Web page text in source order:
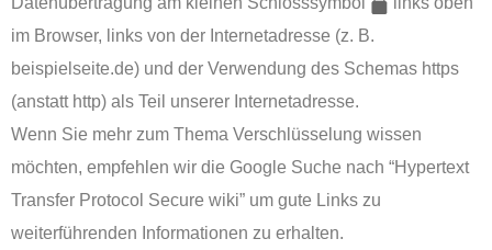
im Browser, links von der Internetadresse (z. B.
beispielseite.de) und der Verwendung des Schemas https
(anstatt http) als Teil unserer Internetadresse.
Wenn Sie mehr zum Thema Verschlüsselung wissen
möchten, empfehlen wir die Google Suche nach “Hypertext
Transfer Protocol Secure wiki” um gute Links zu
weiterführenden Informationen zu erhalten.